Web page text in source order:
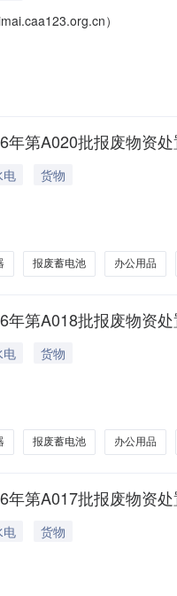
）
年第A020批报废物资
电
货物
报废蓄电池 办公用品
年第A018批报废物资
电
货物
报废蓄电池 办公用品
年第A017批报废物资
电
货物